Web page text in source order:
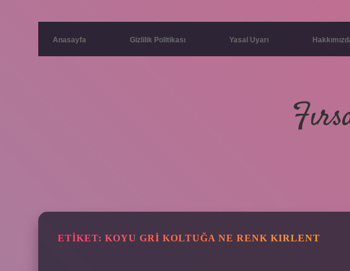
Anasayfa Gizlilik Politikası Yasal Uyarı
ETIKET: KOYU GRI KOLTUĞA NE RENK KIRLENT